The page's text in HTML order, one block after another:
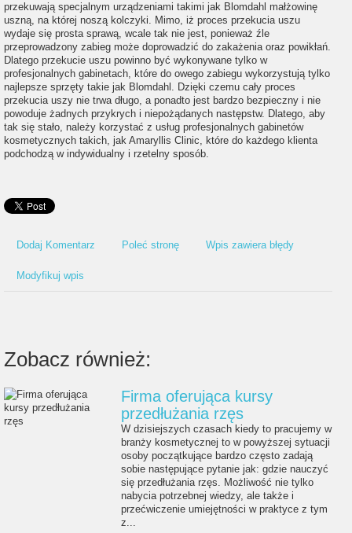
przekuwają specjalnym urządzeniami takimi jak Blomdahl małżowinę
uszną, na której noszą kolczyki. Mimo, iż proces przekucia uszu
wydaje się prosta sprawą, wcale tak nie jest, ponieważ źle
przeprowadzony zabieg może doprowadzić do zakażenia oraz powikłań.
Dlatego przekucie uszu powinno być wykonywane tylko w
profesjonalnych gabinetach, które do owego zabiegu wykorzystują tylko
najlepsze sprzęty takie jak Blomdahl. Dzięki czemu cały proces
przekucia uszy nie trwa długo, a ponadto jest bardzo bezpieczny i nie
powoduje żadnych przykrych i niepożądanych następstw. Dlatego, aby
tak się stało, należy korzystać z usług profesjonalnych gabinetów
kosmetycznych takich, jak Amaryllis Clinic, które do każdego klienta
podchodzą w indywidualny i rzetelny sposób.
Dodaj Komentarz Poleć stronę Wpis zawiera błędy
Modyfikuj wpis
Zobacz również:
Firma oferująca kursy
przedłużania rzęs
W dzisiejszych czasach kiedy to pracujemy w
branży kosmetycznej to w powyższej sytuacji
osoby początkujące bardzo często zadają
sobie następujące pytanie jak: gdzie nauczyć
się przedłużania rzęs. Możliwość nie tylko
nabycia potrzebnej wiedzy, ale także i
przećwiczenie umiejętności w praktyce z tym
z...